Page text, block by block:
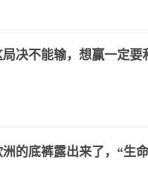
决不能输，想赢一定要
的底裤露出来了，“生